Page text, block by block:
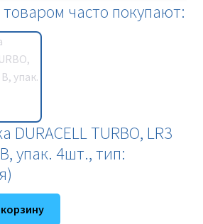
часто покупают:
DURACELL TURBO, LR3
упак. 4шт., тип: